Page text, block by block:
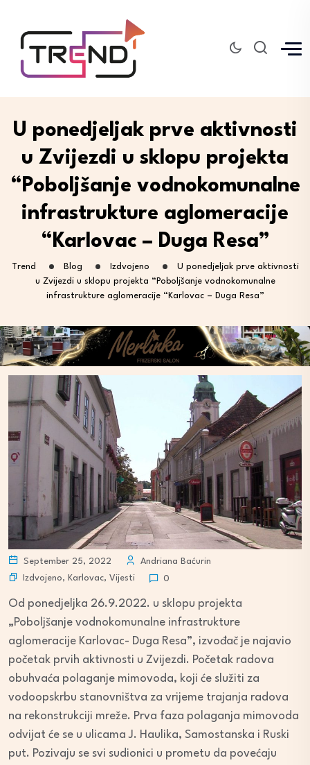
U ponedjeljak prve aktivnosti
u Zvijezdi u sklopu projekta
“Poboljšanje vodnokomunalne
infrastrukture aglomeracije
“Karlovac – Duga Resa”
Trend Blog Izdvojeno
U ponedjeljak prve aktivnosti
u Zvijezdi u sklopu projekta “Poboljšanje vodnokomunalne
infrastrukture aglomeracije “Karlovac – Duga Resa”
September 25, 2022
Andriana Baćurin
Izdvojeno, Karlovac, Vijesti 0
Od ponedjeljka 26.9.2022. u sklopu projekta
„Poboljšanje vodnokomunalne infrastrukture
aglomeracije Karlovac- Duga Resa”, izvođač je najavio
početak prvih aktivnosti u Zvijezdi. Početak radova
obuhvaća polaganje mimovoda, koji će služiti za
vodoopskrbu stanovništva za vrijeme trajanja radova
na rekonstrukciji mreže. Prva faza polaganja mimovoda
odvijat će se u ulicama J. Haulika, Samostanska i Ruski
put. Pozivaju se svi sudionici u prometu da povećaju